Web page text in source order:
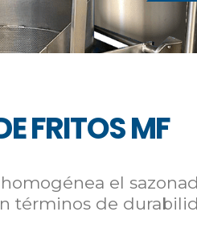
FRITOS MF
el
términos de